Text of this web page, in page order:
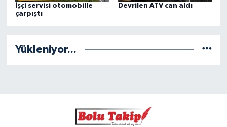
İşçi servisi otomobille
çarpıştı
Devrilen ATV can aldı
Yükleniyor...